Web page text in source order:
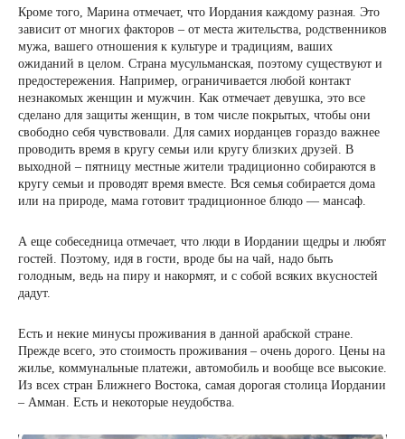
Кроме того, Марина отмечает, что Иордания каждому разная. Это
зависит от многих факторов – от места жительства, родственников
мужа, вашего отношения к культуре и традициям, ваших
ожиданий в целом. Страна мусульманская, поэтому существуют и
предостережения. Например, ограничивается любой контакт
незнакомых женщин и мужчин. Как отмечает девушка, это все
сделано для защиты женщин, в том числе покрытых, чтобы они
свободно себя чувствовали. Для самих иорданцев гораздо важнее
проводить время в кругу семьи или кругу близких друзей. В
выходной – пятницу местные жители традиционно собираются в
кругу семьи и проводят время вместе. Вся семья собирается дома
или на природе, мама готовит традиционное блюдо — мансаф.
А еще собеседница отмечает, что люди в Иордании щедры и любят
гостей. Поэтому, идя в гости, вроде бы на чай, надо быть
голодным, ведь на пиру и накормят, и с собой всяких вкусностей
дадут.
Есть и некие минусы проживания в данной арабской стране.
Прежде всего, это стоимость проживания – очень дорого. Цены на
жилье, коммунальные платежи, автомобиль и вообще все высокие.
Из всех стран Ближнего Востока, самая дорогая столица Иордании
– Амман. Есть и некоторые неудобства.